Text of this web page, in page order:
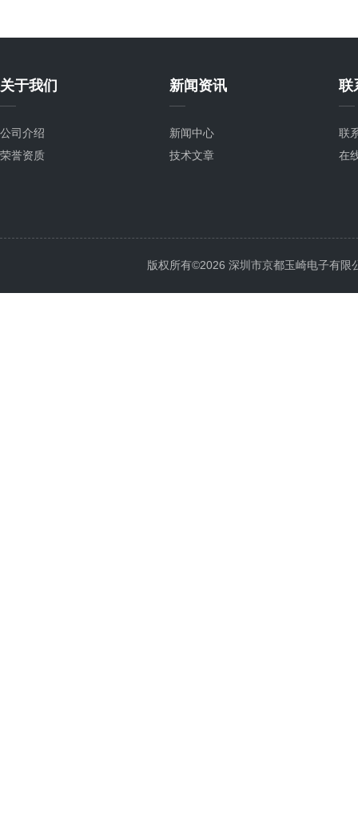
关于我们
公司介绍
荣誉资质
新闻资讯
新闻中心
技术文章
联
联
在
版权所有©2026 深圳市京都玉崎电子有